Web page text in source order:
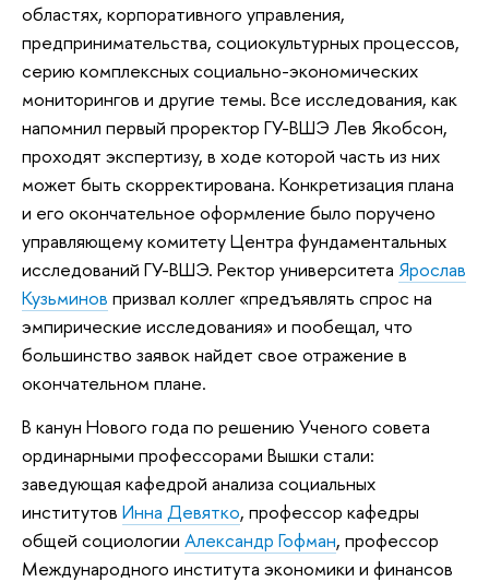
областях, корпоративного управления,
предпринимательства, социокультурных процессов,
серию комплексных социально-экономических
мониторингов и другие темы. Все исследования, как
напомнил первый проректор ГУ-ВШЭ Лев Якобсон,
проходят экспертизу, в ходе которой часть из них
может быть скорректирована. Конкретизация плана
и его окончательное оформление было поручено
управляющему комитету Центра фундаментальных
исследований ГУ-ВШЭ. Ректор университета Ярослав
Кузьминов призвал коллег «предъявлять спрос на
эмпирические исследования» и пообещал, что
большинство заявок найдет свое отражение в
окончательном плане.
В канун Нового года по решению Ученого совета
ординарными профессорами Вышки стали:
заведующая кафедрой анализа социальных
институтов Инна Девятко, профессор кафедры
общей социологии Александр Гофман, профессор
Международного института экономики и финансов